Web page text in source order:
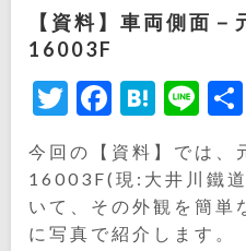
【資料】車両側面
16003F
Twitter
今回の【資料】では、
16003F(現:大井川鐵
いて、その外観を簡単
に写真で紹介します。